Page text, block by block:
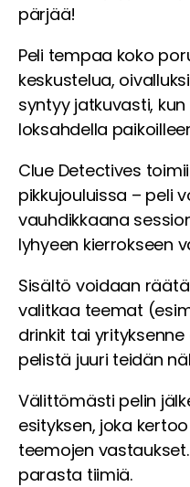
pärjää!
Peli tempaa koko
keskustelua,
syntyy jatkuvasti,
loksahdella
Clue Detectives
pikkujouluissa – peli
vauhdikkaana
lyhyeen kierrokseen
Sisältö voidaan
valitkaa teemat
drinkit tai
pelistä juuri teidän
Välittömästi pelin
esityksen, joka
teemojen
parasta tiimiä.